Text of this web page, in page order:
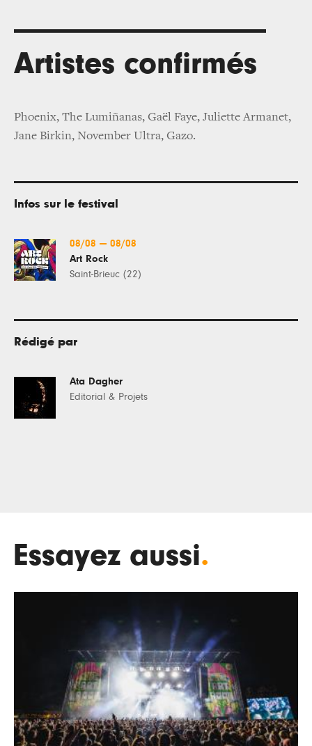
Artistes confirmés
Phoenix, The Lumiñanas, Gaël Faye, Juliette Armanet,
Jane Birkin, November Ultra, Gazo.
Infos sur le festival
08/08 — 08/08
Art Rock
Saint-Brieuc (22)
Rédigé par
Ata Dagher
Editorial & Projets
Essayez aussi.